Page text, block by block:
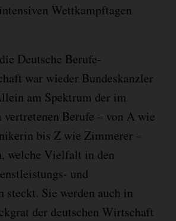
Wettkampftagen
Deutsche Berufe-
war wieder Bundeskanzler
am Spektrum der im
vertretenen Berufe – von A wie
bis Z wie Zimmerer –
welche Vielfalt in den
und
steckt. Sie werden auch in
der deutschen Wirtschaft